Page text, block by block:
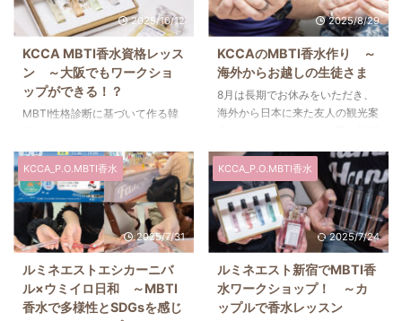
2025/10/12
KCCA MBTI香水資格レッス
ン ～大阪でもワークショ
ップができる！？
MBTI性格診断に基づいて作る韓
（KCCA）の「KCCA
P.O.MBTI（Perfume of MBTI）
香水ステアリングクラス」は、ワ
ークショップでの需要が多い割に
開催している方が少ないブルーオ
ーシャンなレッスンです。 今回
は大阪からいらした生徒様が
MBTI香水とオーロラディフュー
ザーのレッスンを受けてください
ました。前半の座学ではMBTIに
2025/8/29
KCCAのMBTI香水作り ～
海外からお越しの生徒さま
8月は長期でお休みをいただき、
海外から日本に来た友人の観光案
MBTI香水作りを体験してもらっ
たのですが、とても面白いと感動
していただけました。MBTI性格
診断に基づいた香水を作れること
や、好きな色に調色できる楽しさ
があります。旅行中の特別な思い
出として形に残るのはもちろん、
香りを身にまとえばそのときの記
憶がよみがえるのも素敵ですよね
KCCA_P.O.MBTI香水
2025/7/31
ルミネエストエシカーニバ
ル×ウミイロ日和 ～MBTI
香水で多様性とSDGsを感じ
KCCA_P.O.MBTI香水
2025/7/24
ルミネエスト新宿でMBTI香
水ワークショップ！ ～カ
ップルで香水レッスン